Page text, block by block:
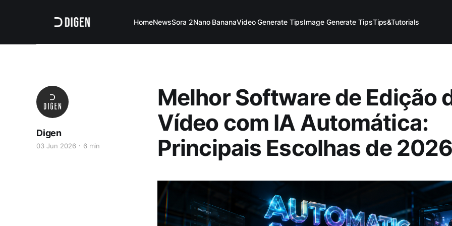
HomeNewsSora 2Nano BananaVideo Generate TipsImage Generate TipsTips&Tutorials
Melhor Software de Edição
Vídeo com IA Automática:
Principais Escolhas de
Digen
03 Jun 2026 6 min